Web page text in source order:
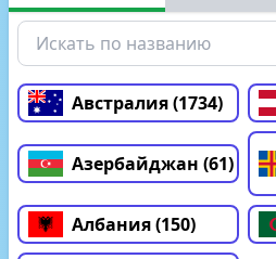
Австралия (1734)
Азербайджан (61)
Албания (150)